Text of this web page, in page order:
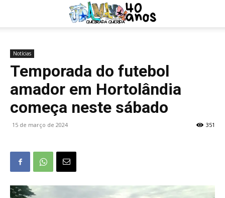
Notícias
Temporada do futebol
amador em Hortolândia
começa neste sábado
15 de março de 2024 351